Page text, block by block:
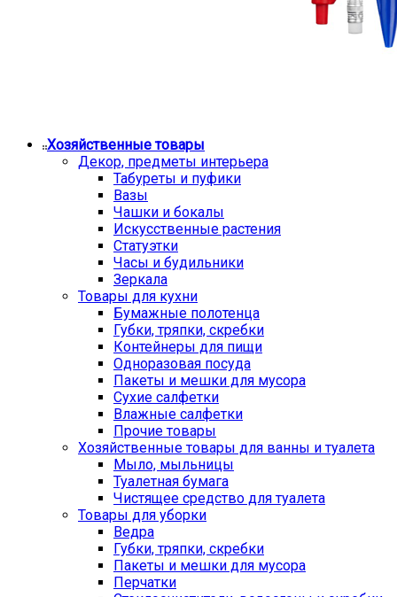
Хозяйственные товары
Декор, предметы интерьера
Табуреты и пуфики
Вазы
Чашки и бокалы
Искусственные растения
Статуэтки
Часы и будильники
Зеркала
Товары для кухни
Бумажные полотенца
Губки, тряпки, скребки
Контейнеры для пищи
Одноразовая посуда
Пакеты и мешки для мусора
Сухие салфетки
Влажные салфетки
Прочие товары
Хозяйственные товары для ванны и туалета
Мыло, мыльницы
Туалетная бумага
Чистящее средство для туалета
Товары для уборки
Ведра
Губки, тряпки, скребки
Пакеты и мешки для мусора
Перчатки